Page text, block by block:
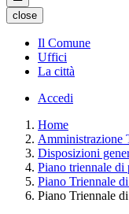
close
Il Comune
Uffici
La città
Accedi
Home
Amministrazione
Disposizioni
Piano triennale di
Piano Triennale
Piano Triennale